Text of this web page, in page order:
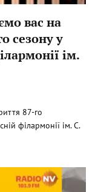
вас на
сезону у
ім.
87-го
філармонії ім. С.